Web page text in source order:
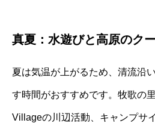
真夏：水遊びと高原のク
夏は気温が上がるため、清流沿
す時間がおすすめです。牧歌の
Villageの川辺活動、キャンプサ